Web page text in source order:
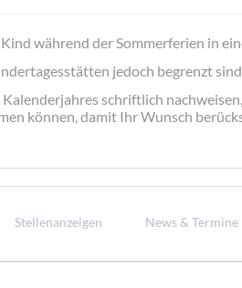
während der Sommerferien in
jedoch begrenzt
schriftlich
können, damit Ihr Wunsch
Stellenanzeigen News & Termine